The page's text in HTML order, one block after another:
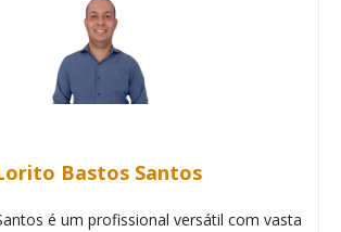
Bastos Santos
é um profissional versátil com vasta